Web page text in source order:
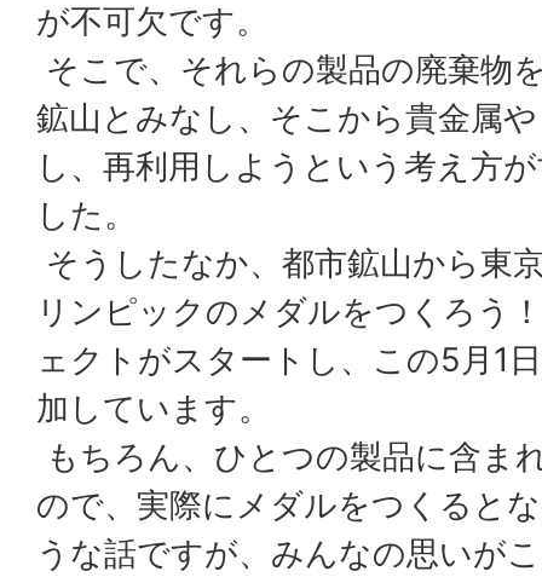
が不可欠です。
そこで、それらの製品の廃棄物
鉱山とみなし、そこから貴金属
し、再利用しようという考え方
した。
そうしたなか、都市鉱山から東
リンピックのメダルをつくろう
ェクトがスタートし、この5月1
加しています。
もちろん、ひとつの製品に含ま
ので、実際にメダルをつくると
うな話ですが、みんなの思いが